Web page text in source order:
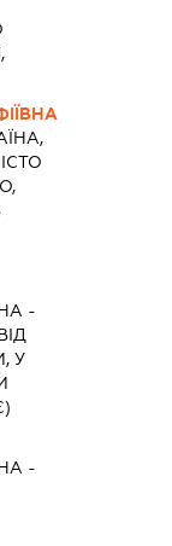
-
У
-